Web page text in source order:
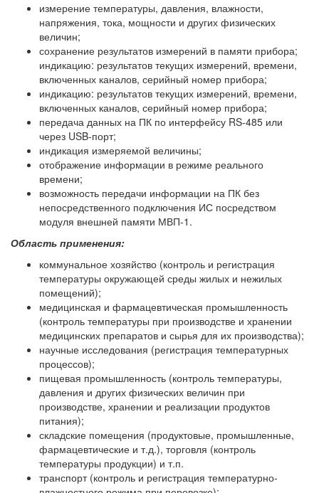
измерение температуры, давления, влажности,
напряжения, тока, мощности и других физических
величин;
сохранение результатов измерений в памяти прибора;
индикацию: результатов текущих измерений, времени,
включенных каналов, серийный номер прибора;
индикацию: результатов текущих измерений, времени,
включенных каналов, серийный номер прибора;
передача данных на ПК по интерфейсу RS-485 или
через USB-порт;
индикация измеряемой величины;
отображение информации в режиме реального
времени;
возможность передачи информации на ПК без
непосредственного подключения ИС посредством
модуля внешней памяти МВП-1.
Область применения:
коммунальное хозяйство (контроль и регистрация
температуры окружающей среды жилых и нежилых
помещений);
медицинская и фармацевтическая промышленность
(контроль температуры при производстве и хранении
медицинских препаратов и сырья для их производства);
научные исследования (регистрация температурных
процессов);
пищевая промышленность (контроль температуры,
давления и других физических величин при
производстве, хранении и реализации продуктов
питания);
складские помещения (продуктовые, промышленные,
фармацевтические и т.д.), торговля (контроль
температуры продукции) и т.п.
транспорт (контроль и регистрация температурно-